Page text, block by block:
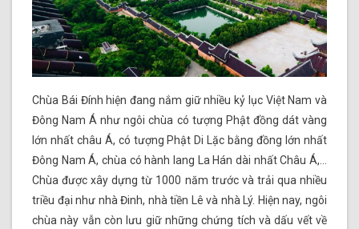
Chùa Bái Đính hiện đang nắm giữ nhiều kỷ lục Việt Nam và
Đông Nam Á như ngôi chùa có tượng Phật đồng dát vàng
lớn nhất châu Á, có tượng Phật Di Lặc bằng đồng lớn nhất
Đông Nam Á, chùa có hành lang La Hán dài nhất Châu Á,…
Chùa được xây dựng từ 1000 năm trước và trải qua nhiều
triều đại như nhà Đinh, nhà tiền Lê và nhà Lý. Hiện nay, ngôi
chùa này vẫn còn lưu giữ những chứng tích và dấu vết về